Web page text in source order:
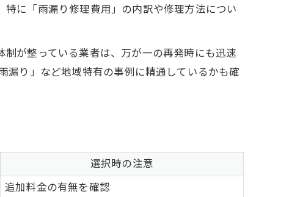
に「雨漏り修理費用」の内訳や修理方法につい
が整っている業者は、万が一の再発時にも迅速
漏り」など地域特有の事例に精通しているかも確
選択時の注意
追加料金の有無を確認